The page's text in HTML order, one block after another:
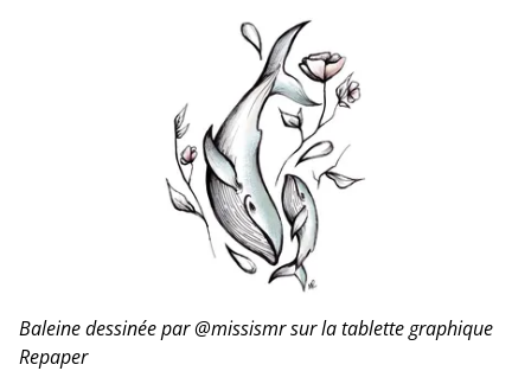
Baleine dessinée par @missismr sur la tablette graphique
Repaper